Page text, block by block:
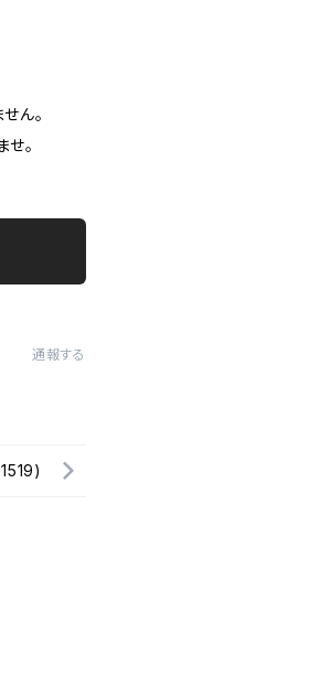
ん。
。
通報する